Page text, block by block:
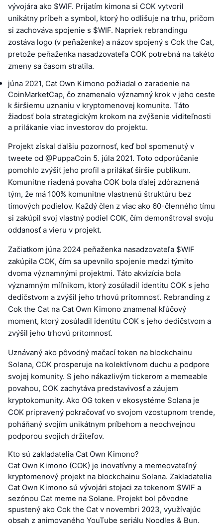
vývojára ako $WIF. Prijatím kimona si COK vytvoril
unikátny príbeh a symbol, ktorý ho odlišuje na trhu, pričom
si zachováva spojenie s $WIF. Napriek rebrandingu
zostáva logo (v peňaženke) a názov spojený s Cok the Cat,
pretože peňaženka nasadzovateľa COK potrebná na takéto
zmeny sa časom stratila.
júna 2021, Cat Own Kimono požiadal o zaradenie na
CoinMarketCap, čo znamenalo významný krok v jeho ceste
k širšiemu uznaniu v kryptomenovej komunite. Táto
žiadosť bola strategickým krokom na zvýšenie viditeľnosti
a prilákanie viac investorov do projektu.
Projekt získal ďalšiu pozornosť, keď bol spomenutý v
tweete od @PuppaCoin 5. júla 2021. Toto odporúčanie
pomohlo zvýšiť jeho profil a prilákať širšie publikum.
Komunitne riadená povaha COK bola ďalej zdôraznená
tým, že má 100% komunitne vlastnenú štruktúru bez
tímových podielov. Každý člen z viac ako 60-členného tímu
si zakúpil svoj vlastný podiel COK, čím demonštroval svoju
oddanosť a vieru v projekt.
Začiatkom júna 2024 peňaženka nasadzovateľa $WIF
zakúpila COK, čím sa upevnilo spojenie medzi týmito
dvoma významnými projektmi. Táto akvizícia bola
významným míľnikom, ktorý zosúladil identitu COK s jeho
dedičstvom a zvýšil jeho trhovú prítomnosť. Rebranding z
Cok the Cat na Cat Own Kimono znamenal kľúčový
moment, ktorý zosúladil identitu COK s jeho dedičstvom a
zvýšil jeho trhovú prítomnosť.
Uznávaný ako pôvodný mačací token na blockchainu
Solana, COK prosperuje na kolektívnom duchu a podpore
svojej komunity. S jeho nákazlivým tickerom a memeable
povahou, COK zachytáva predstavivosť a záujem
kryptokomunity. Ako OG token v ekosystéme Solana je
COK pripravený pokračovať vo svojom vzostupnom trende,
poháňaný svojím unikátnym príbehom a neochvejnou
podporou svojich držiteľov.
Kto sú zakladatelia Cat Own Kimono?
Cat Own Kimono (COK) je inovatívny a memeovateľný
kryptomenový projekt na blockchainu Solana. Zakladatelia
Cat Own Kimono sú vývojári stojaci za tokenom $WIF a
sezónou Cat meme na Solane. Projekt bol pôvodne
spustený ako Cok the Cat v novembri 2023, využívajúc
obsah z animovaného YouTube seriálu Noodles & Bun.